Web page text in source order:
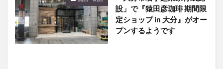
設」で『猿田彦珈琲 期間限
定ショップ in 大分』がオー
プンするようです